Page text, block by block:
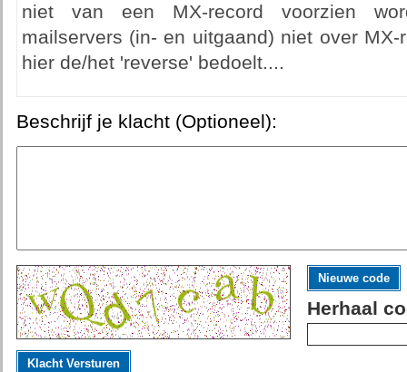
niet van een MX-record voorzien
mailservers (in- en uitgaand) niet over
hier de/het 'reverse' bedoelt....
Beschrijf je klacht (Optioneel):
Nieuwe code
Herhaal
Klacht Versturen